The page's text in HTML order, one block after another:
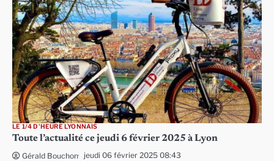
LE 1/4 D'HEURE LYONNAIS
Toute l’actualité ce jeudi 6 février 2025 à Lyon
Gérald Bouchon jeudi 06 février 2025 08:43